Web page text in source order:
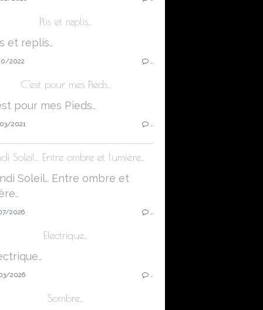
Plis et replis..
2022
C'est pour mes Pieds..
2021
Soleil.. Entre ombre et lumière..
2026
Electrique..
2026
Sombre..